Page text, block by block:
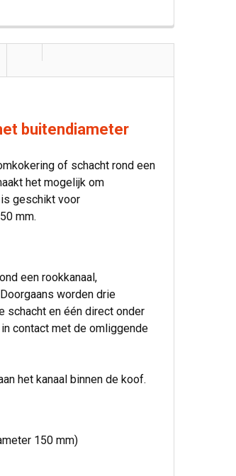
buitendiameter
of schacht rond een
het mogelijk om
geschikt voor
mm.
een rookkanaal,
worden drie
schacht en één direct onder
contact met de omliggende
het kanaal binnen de koof.
150 mm)